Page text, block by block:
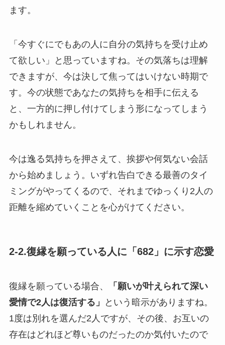
ます。
「今すぐにでもあの人に自分の気持ちを受け止め
て欲しい」と思っていますね。その気落ちは理解
できますが、今は決して焦ってはいけない時期で
す。今の状態であなたの気持ちを相手に伝える
と、一方的に押し付けてしまう形になってしまう
かもしれません。
今は逸る気持ちを押さえて、挨拶や何気ない会話
から始めましょう。いずれ告白できる最善のタイ
ミングがやってくるので、それまでゆっくり2人の
距離を縮めていくことを心がけてください。
2-2.復縁を願っている人に「682」に示す恋愛
復縁を願っている場合、
「願いが叶えられて深い
愛情で2人は復活する」
という暗示がありますね。
1度は別れを選んだ2人ですが、その後、お互いの
存在はどれほど尊いものだったのか気付いたので